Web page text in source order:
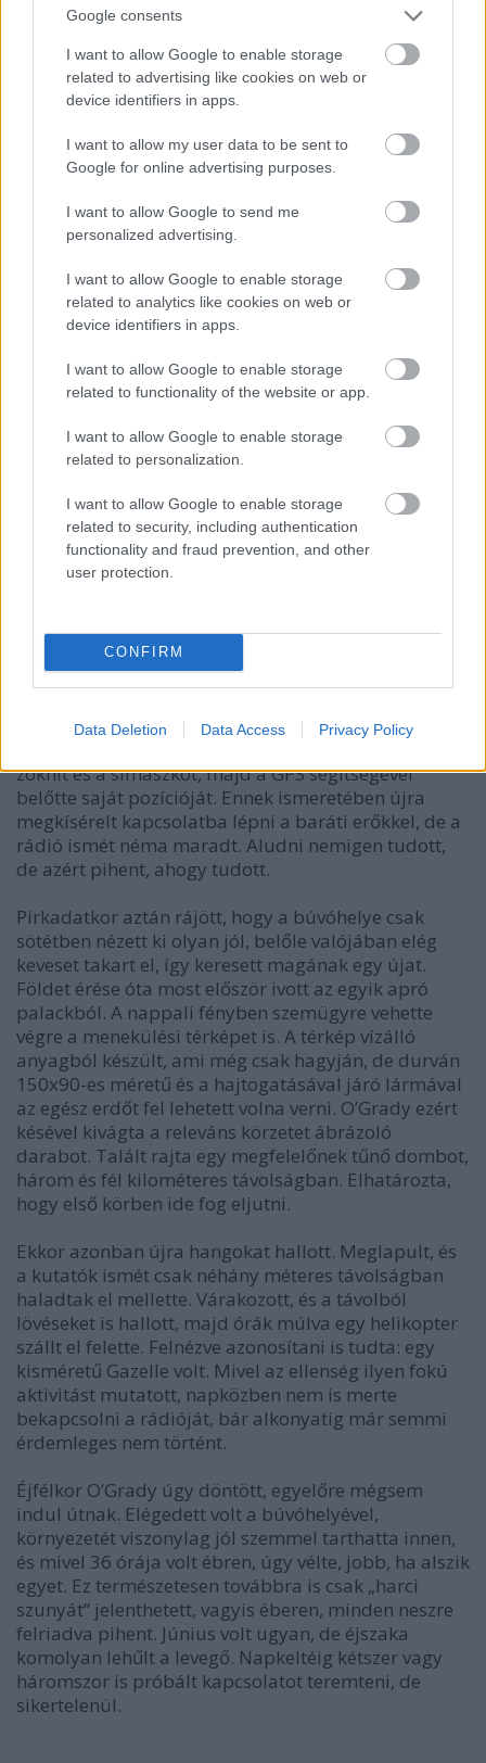
Google consents
I want to allow Google to enable storage
related to advertising like cookies on web or
device identifiers in apps.
I want to allow my user data to be sent to
Google for online advertising purposes.
I want to allow Google to send me
personalized advertising.
I want to allow Google to enable storage
related to analytics like cookies on web or
device identifiers in apps.
I want to allow Google to enable storage
related to functionality of the website or app.
I want to allow Google to enable storage
related to personalization.
I want to allow Google to enable storage
related to security, including authentication
functionality and fraud prevention, and other
user protection.
CONFIRM
Data Deletion Data Access Privacy Policy
Poncho (egyik oldalon zöld, másik oldalon ezüst színű)
Túlélőfólia
Napszemüveg
Napvédő krém
Infra jeladó
Szikravető és gyufa
121 oldalas Pilóta-túlélés zsebkönyv
Túlélőmellényében pedig a következők lapultak:
Rádió-adóvevő
Iránytű
Érszorító kendő
Jelzőrakéták
Álcakrém
Beretta pisztoly
zoknit és a símaszkot, majd a GPS segítségével
belőtte saját pozícióját. Ennek ismeretében újra
megkísérelt kapcsolatba lépni a baráti erőkkel, de a
rádió ismét néma maradt. Aludni nemigen tudott,
de azért pihent, ahogy tudott.
Pirkadatkor aztán rájött, hogy a búvóhelye csak
sötétben nézett ki olyan jól, belőle valójában elég
keveset takart el, így keresett magának egy újat.
Földet érése óta most először ivott az egyik apró
palackból. A nappali fényben szemügyre vehette
végre a menekülési térképet is. A térkép vízálló
anyagból készült, ami még csak hagyján, de durván
150x90-es méretű és a hajtogatásával járó lármával
az egész erdőt fel lehetett volna verni. O’Grady ezért
késével kivágta a releváns körzetet ábrázoló
darabot. Talált rajta egy megfelelőnek tűnő dombot,
három és fél kilométeres távolságban. Elhatározta,
hogy első körben ide fog eljutni.
Ekkor azonban újra hangokat hallott. Meglapult, és
a kutatók ismét csak néhány méteres távolságban
haladtak el mellette. Várakozott, és a távolból
lövéseket is hallott, majd órák múlva egy helikopter
szállt el felette. Felnézve azonosítani is tudta: egy
kisméretű Gazelle volt. Mivel az ellenség ilyen fokú
aktivitást mutatott, napközben nem is merte
bekapcsolni a rádióját, bár alkonyatig már semmi
érdemleges nem történt.
Éjfélkor O’Grady úgy döntött, egyelőre mégsem
indul útnak. Elégedett volt a búvóhelyével,
környezetét viszonylag jól szemmel tarthatta innen,
és mivel 36 órája volt ébren, úgy vélte, jobb, ha alszik
egyet. Ez természetesen továbbra is csak „harci
szunyát” jelenthetett, vagyis éberen, minden neszre
felriadva pihent. Június volt ugyan, de éjszaka
komolyan lehűlt a levegő. Napkeltéig kétszer vagy
háromszor is próbált kapcsolatot teremteni, de
sikertelenül.